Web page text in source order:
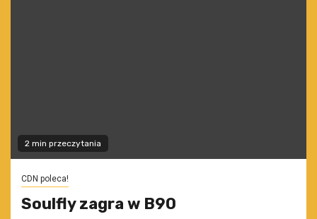
2 min przeczytania
CDN poleca!
Soulfly zagra w B90